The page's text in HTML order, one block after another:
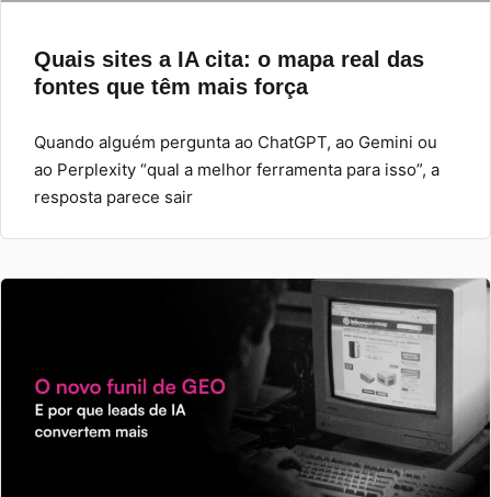
Quais sites a IA cita: o mapa real das
fontes que têm mais força
Quando alguém pergunta ao ChatGPT, ao Gemini ou
ao Perplexity “qual a melhor ferramenta para isso”, a
resposta parece sair